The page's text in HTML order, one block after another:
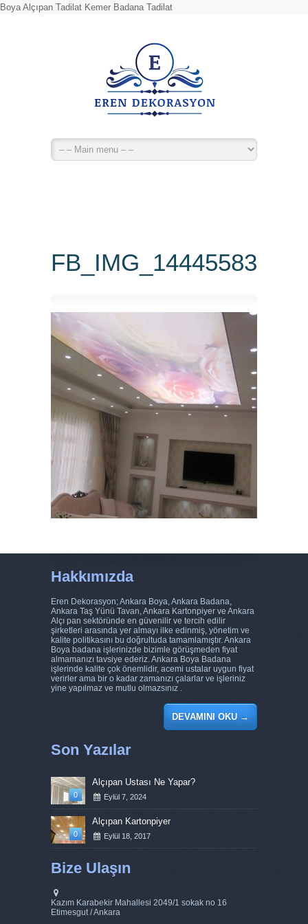
Boya Alçıpan Tadilat Kemer Badana Tadilat
Hakkımızda
Eren Dekorasyon; Ankara Boya, Ankara Badana,
Ankara Taş Yünü Tavan, Ankara Kartonpiyer ve Ankara
Alçı pan sektöründe en güvenilir ve tercih edilir
şirketleri arasında yer almayı ilke edinmiş, yönetim ve
kalite politikasını bu doğrultuda tamamlamıştır. Ankara
Boya badana işlerinizde bizimle görüşmeden fiyat
almamanızı tavsiye ederiz. Ankara Boya Badana
işlerinde kalite çok önemlidir, acemi ustalar uygun fiyat
verirler ama bir o kadar zamanızı çalarlar ve işleriniz
yine yapılmaz ve mutlu olmazsınız .
DEVAMINI OKU→
Son Yazılar
0
Alçıpan Ustası Ne Yapar?
Eylül 7, 2024
0
Alçıpan Kartonpiyer
Eylül 18, 2017
Bize Ulaşın
Kazım Karabekir Mahallesi 2049/1 sokak no 16
Etimesgut / Ankara